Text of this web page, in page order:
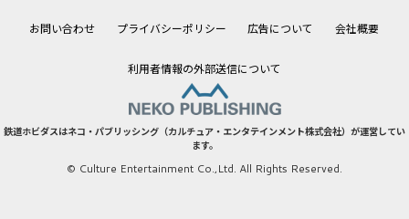
お問い合わせ プライバシーポリシー 広告について 会社概要
利用者情報の外部送信について
鉄道ホビダスはネコ・パブリッシング（カルチュア・エンタテインメント株式会社）が運営してい
ます。
© Culture Entertainment Co.,Ltd. All Rights Reserved.